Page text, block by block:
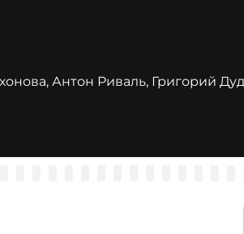
Антон Риваль, Григорий